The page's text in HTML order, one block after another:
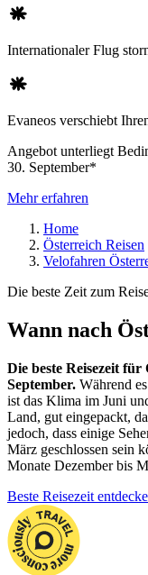
Internationaler Flug
Evaneos verschiebt
Angebot unterliegt
30. September*
Mehr erfahren
Home
Österreich Reisen
Velofahren
Die beste Zeit zum
Wann nach
Die beste Reisezeit
September. Während
ist das Klima im Juni
Land, gut eingepackt,
jedoch, dass einige
März geschlossen sein
Monate Dezember bis
Beste Reisezeit